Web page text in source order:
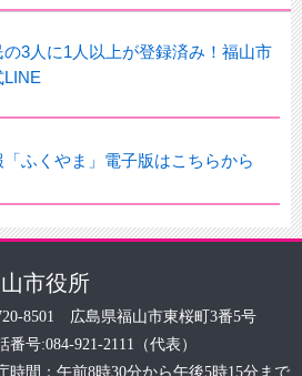
の3人に1人以上が登録済み！福山市
LINE
「ふくやま」電子版はこちらから
市役所
8501 広島県福山市東桜町3番5号
番号:084-921-2111（代表）
時間：午前8時30分から午後5時15分まで